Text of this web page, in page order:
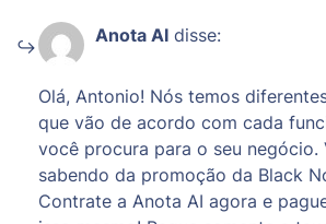
Anota AI disse:
Olá, Antonio! Nós temos
que vão de acordo com cada
você procura para o seu negócio.
sabendo da promoção da Black
Contrate a Anota AI agora e